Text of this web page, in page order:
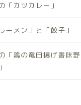
「カツカレー」
ーメン」と「餃子」
「鶏の竜田揚げ香味